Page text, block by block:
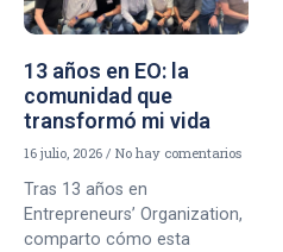
13 años en EO: la
comunidad que
transformó mi vida
16 julio, 2026 No hay comentarios
Tras 13 años en
Entrepreneurs’ Organization,
comparto cómo esta